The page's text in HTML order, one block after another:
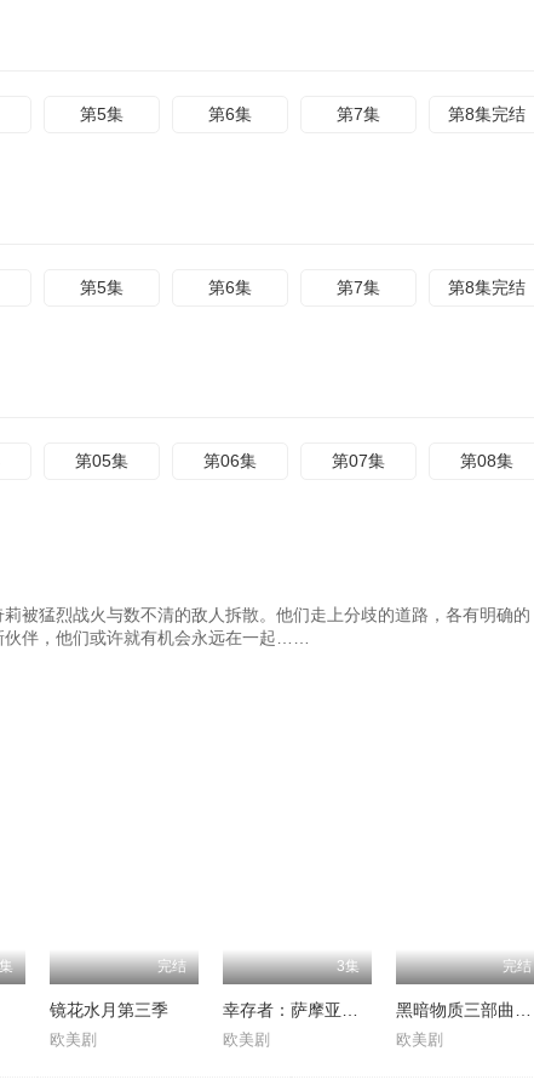
第5集 第6集 第7集 第8集完结
第5集 第6集 第7集 第8集完结
第05集 第06集 第07集 第08集
被猛烈战火与数不清的敌人拆散。他们走上分歧的道路，各有明确的
伴，他们或许就有机会永远在一起……
完结
镜花水月第三季
欧美剧
3集
幸存者：萨摩亚第十九季
欧美剧
完结
黑暗物质三部曲第二季
欧美剧